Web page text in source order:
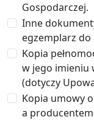
Gospodarczej.
Inne
egzemplarz do
Kopia
w jego imieniu
(dotyczy
Kopia umowy
a